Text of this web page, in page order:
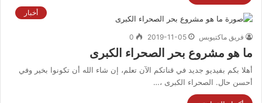
أخبار
فريق ماكتيوبس 2019-11-05
0
ما هو مشروع بحر الصحراء الكبرى
أهلا بكم بفيديو جديد في قناتكم الآن تعلم، إن شاء الله أن تكونوا بخير وفي
أحسن حال. الصحراء الكبرى ،…